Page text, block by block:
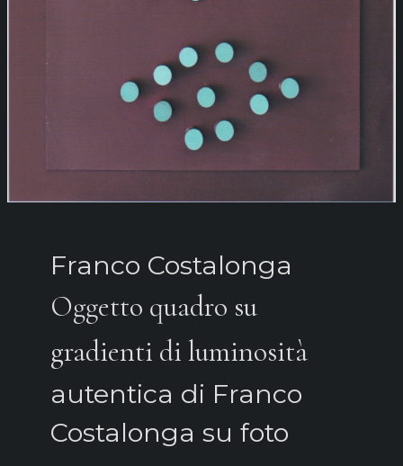
Franco Costalonga
Oggetto quadro su
gradienti di luminosità
autentica di Franco
Costalonga su foto